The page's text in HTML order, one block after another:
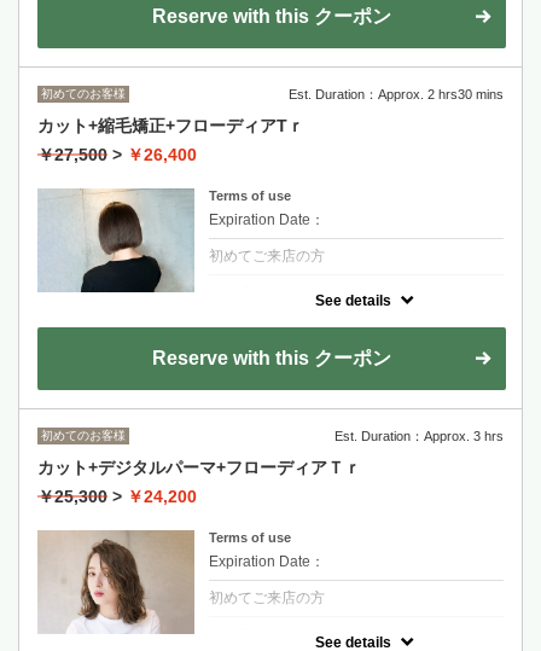
提案！
パネル10枚まで(デザインにより追加が必要
手刷染或挑染+染髮上色
挑染部份上限10分區
超過部份一分區+550
Reserve with this クーポン
初めてのお客様 Est. Duration：Approx. 2 hrs30 mins
カット+縮毛矯正+フローディアTｒ
￥27,500 > ￥26,400
Terms of use
Expiration Date：
初めてご来店の方
当日髪の状態によってはコスメ縮毛矯正に変
更もしくは施術をお断りさせて頂く場合がご
ざいます。
RYOHEI+2200
剪髮+離子燙+FLOWDIA護髮
See details
Reserve with this クーポン
初めてのお客様 Est. Duration：Approx. 3 hrs
カット+デジタルパーマ+フローディアＴｒ
￥25,300 > ￥24,200
Terms of use
Expiration Date：
初めてご来店の方
See details